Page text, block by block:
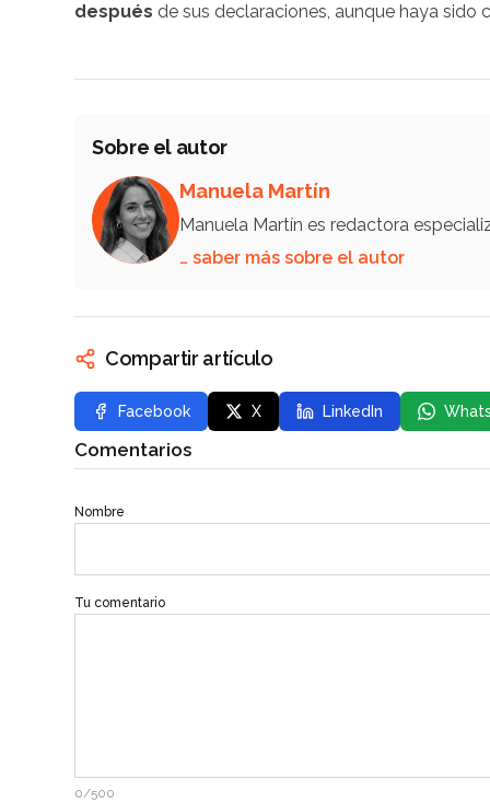
después de sus declaraciones, aunque haya sido
Sobre el autor
Manuela Martín
Manuela Martín es redactora
… saber más sobre el autor
Compartir artículo
Facebook X LinkedIn
Comentarios
Nombre
Tu comentario
0/500